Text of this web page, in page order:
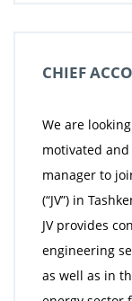
CHIEF
We are
motivated
manager to
(“JV”) in
JV provides
engineering
as well as in